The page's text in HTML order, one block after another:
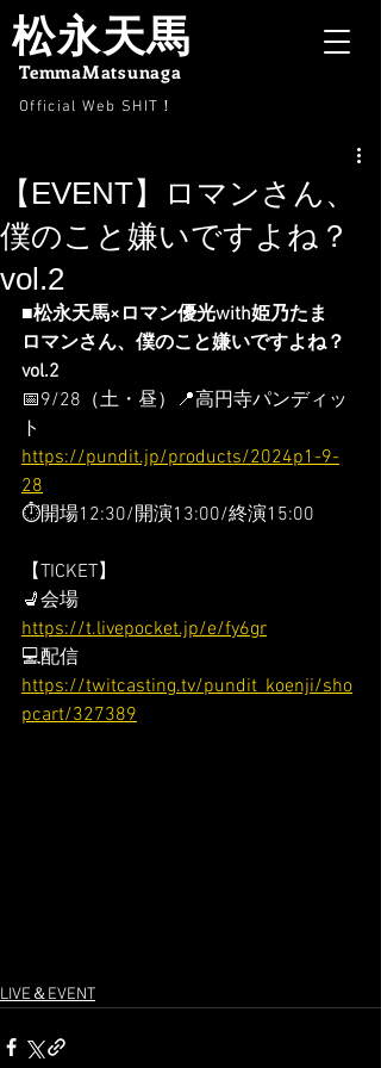
Official Web SHIT ！
松永天馬
TemmaMatsunaga
【EVENT】ロマンさん、
僕のこと嫌いですよね？
vol.2
■松永天馬×ロマン優光with姫乃たま
ロマンさん、僕のこと嫌いですよね？
vol.2
📅9/28（土・昼）📍高円寺パンディッ
ト
https://pundit.jp/products/2024p1-9-
28
⏱開場12:30/開演13:00/終演15:00
【TICKET】
💺会場
https://t.livepocket.jp/e/fy6gr
💻配信
https://twitcasting.tv/pundit_koenji/sho
pcart/327389
LIVE＆EVENT